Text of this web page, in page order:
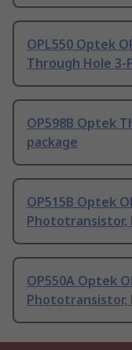
OPL550 Optek
Through Hole 3-
OP598B Optek
package
OP515B Optek
Phototransistor,
OP550A Optek
Phototransistor,